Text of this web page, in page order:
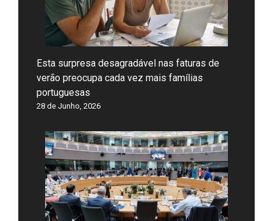
Esta surpresa desagradável nas faturas de
verão preocupa cada vez mais famílias
portuguesas
28 de Junho, 2026